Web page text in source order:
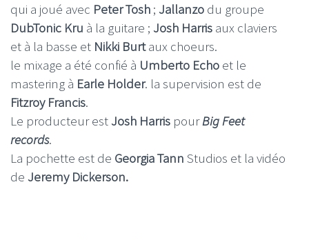
qui a joué avec Peter Tosh ; Jallanzo du groupe
DubTonic Kru à la guitare ; Josh Harris aux claviers
et à la basse et Nikki Burtaux choeurs.
le mixage a été confié à Umberto Echo et le
mastering à Earle Holder. la supervision est de
Fitzroy Francis.
Le producteur estJosh Harris pourBig Feet
records.
La pochette est de Georgia Tann Studios et la vidéo
de Jeremy Dickerson.